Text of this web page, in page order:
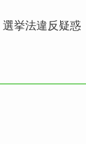
挙法違反疑惑